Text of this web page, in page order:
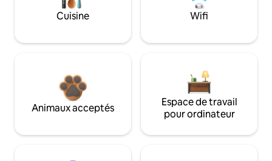
Cuisine Wifi
Animaux acceptés
Espace de travail
pour ordinateur